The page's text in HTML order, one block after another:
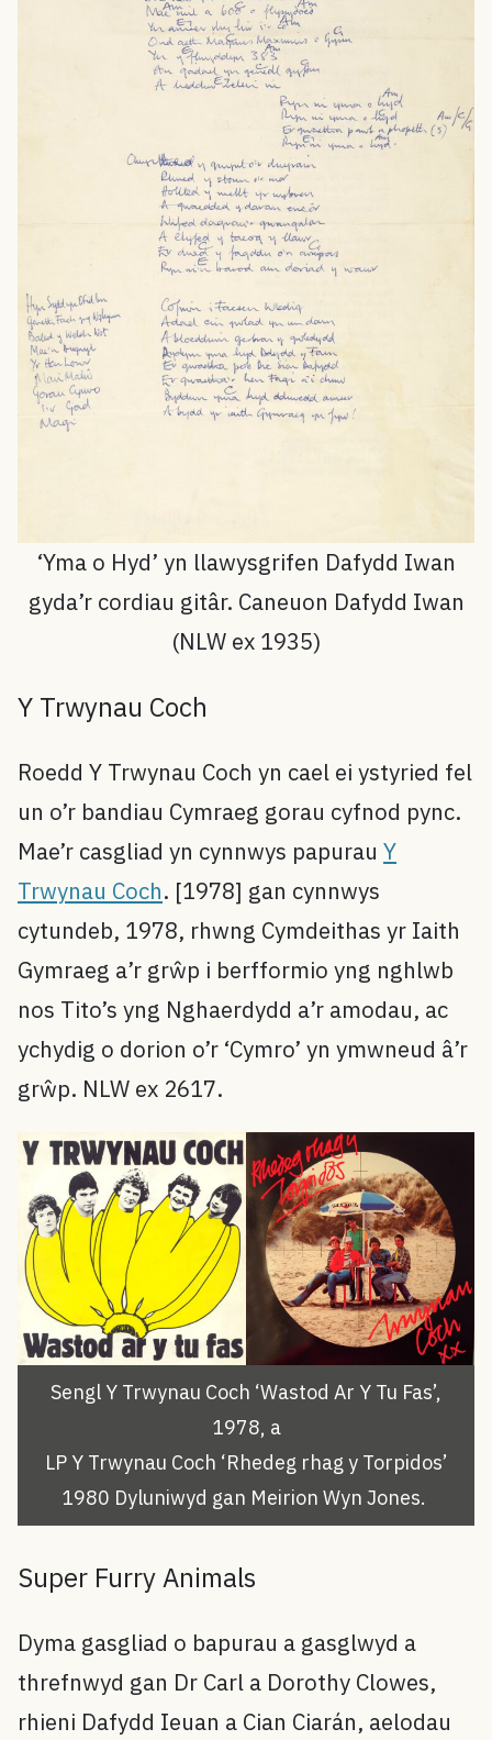
‘Yma o Hyd’ yn llawysgrifen Dafydd Iwan
gyda’r cordiau gitâr. Caneuon Dafydd Iwan
(NLW ex 1935)
Y Trwynau Coch
Roedd Y Trwynau Coch yn cael ei ystyried fel
un o’r bandiau Cymraeg gorau cyfnod pync.
Mae’r casgliad yn cynnwys papurau Y
Trwynau Coch. [1978] gan cynnwys
cytundeb, 1978, rhwng Cymdeithas yr Iaith
Gymraeg a’r grŵp i berfformio yng nghlwb
nos Tito’s yng Nghaerdydd a’r amodau, ac
ychydig o dorion o’r ‘Cymro’ yn ymwneud â’r
grŵp. NLW ex 2617.
Sengl Y Trwynau Coch ‘Wastod Ar Y Tu Fas’,
1978, a
LP Y Trwynau Coch ‘Rhedeg rhag y Torpidos’
1980 Dyluniwyd gan Meirion Wyn Jones.
Super Furry Animals
Dyma gasgliad o bapurau a gasglwyd a
threfnwyd gan Dr Carl a Dorothy Clowes,
rhieni Dafydd Ieuan a Cian Ciarán, aelodau